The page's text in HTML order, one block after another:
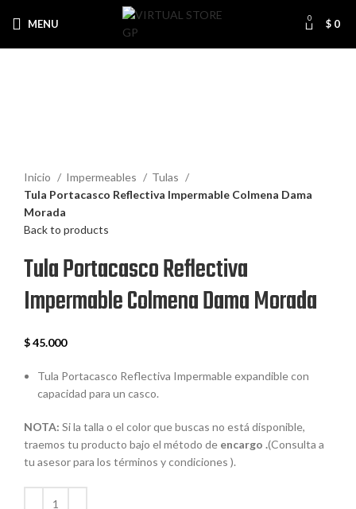
MENU 0 $ 0
Inicio Impermeables
Tulas
Tula Portacasco Reflectiva Impermable Colmena Dama
Morada
Back to products
Tula Portacasco Reflectiva
Impermable Colmena Dama Morada
$45.000
Tula Portacasco Reflectiva Impermable expandible con
capacidad para un casco.
NOTA: Si la talla o el color que buscas no está disponible,
traemos tu producto bajo el método de encargo .(Consulta a
tu asesor para los términos y condiciones ).